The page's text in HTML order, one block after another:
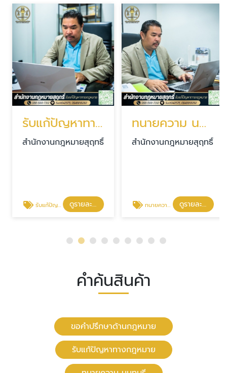
รับแก้ปัญหาทางกฎหมาย
สำนักงานกฎหมายสุฤทธิ์
รับแก้ปัญหาทางกฎหมาย ดูรายละเอียด
ทนายความ นนทบุรี
สำนักงานกฎหมายสุฤทธิ์
ทนายความ นนทบุรี ดูรายละเอียด
คำค้นสินค้า
ขอคำปรึกษาด้านกฎหมาย
รับแก้ปัญหาทางกฎหมาย